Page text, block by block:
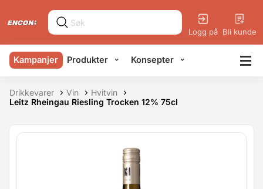
Logg på Bli kunde
Kampanjer Produkter Konsepter
Drikkevarer Vin
Hvitvin
Leitz Rheingau Riesling Trocken 12% 75cl